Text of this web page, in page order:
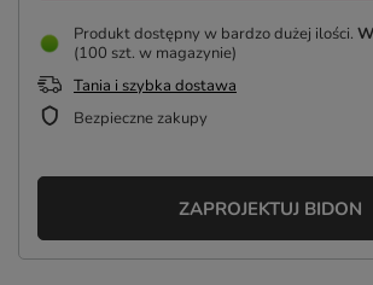
Produkt dostępny w bardzo dużej ilości
(100 szt. w magazynie)
Tania i szybka dostawa
Bezpieczne zakupy
ZAPROJEKTUJ BIDON